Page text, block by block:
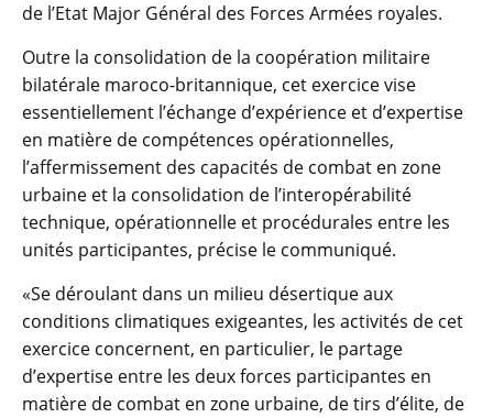
de l’Etat Major Général des Forces Armées royales.
Outre la consolidation de la coopération militaire
bilatérale maroco-britannique, cet exercice vise
essentiellement l’échange d’expérience et d’expertise
en matière de compétences opérationnelles,
l’affermissement des capacités de combat en zone
urbaine et la consolidation de l’interopérabilité
technique, opérationnelle et procédurales entre les
unités participantes, précise le communiqué.
«Se déroulant dans un milieu désertique aux
conditions climatiques exigeantes, les activités de cet
exercice concernent, en particulier, le partage
d’expertise entre les deux forces participantes en
matière de combat en zone urbaine, de tirs d’élite, de